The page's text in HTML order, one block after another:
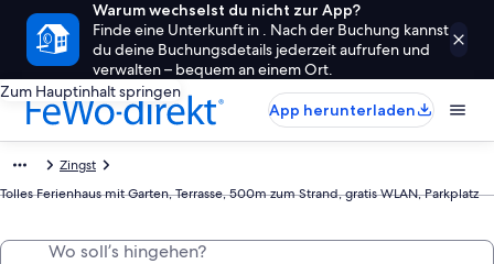
Warum wechselst du nicht zur App?
Finde eine Unterkunft in . Nach der Buchung kannst
du deine Buchungsdetails jederzeit aufrufen und
verwalten – bequem an einem Ort.
Zum Hauptinhalt springen
App herunterladen
Zingst
Tolles Ferienhaus mit Garten, Terrasse, 500m zum Strand, gratis WLAN, Parkplatz
Wo soll’s hingehen?